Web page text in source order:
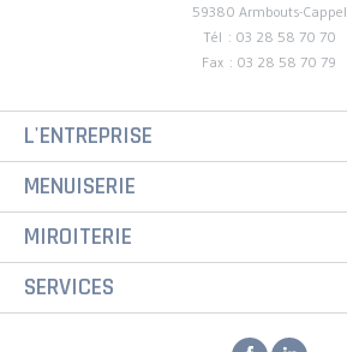
59380 Armbouts-Cappel
Tél : 03 28 58 70 70
Fax : 03 28 58 70 79
L'ENTREPRISE
MENUISERIE
MIROITERIE
SERVICES